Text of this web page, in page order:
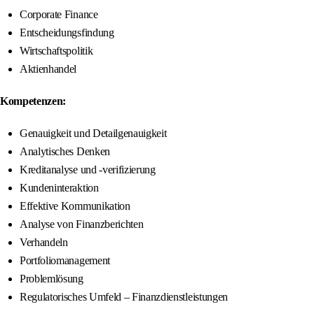
Corporate Finance
Entscheidungsfindung
Wirtschaftspolitik
Aktienhandel
Kompetenzen:
Genauigkeit und Detailgenauigkeit
Analytisches Denken
Kreditanalyse und -verifizierung
Kundeninteraktion
Effektive Kommunikation
Analyse von Finanzberichten
Verhandeln
Portfoliomanagement
Problemlösung
Regulatorisches Umfeld – Finanzdienstleistungen